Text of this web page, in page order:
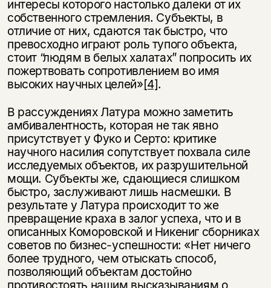
интересы которого настолько далеки от их
собственного стремления. Субъекты, в
отличие от них, сдаются так быстро, что
превосходно играют роль тупого объекта,
стоит “людям в белых халатах” попросить их
пожертвовать сопротивлением во имя
высоких научных целей»[4].
В рассуждениях Латура можно заметить
амбивалентность, которая не так явно
присутствует у Фуко и Серто: критике
научного насилия сопутствует похвала силе
исследуемых объектов, их разрушительной
мощи. Субъекты же, сдающиеся слишком
быстро, заслуживают лишь насмешки. В
результате у Латура происходит то же
превращение краха в залог успеха, что и в
описанных Коморовской и Никениг сборниках
советов по бизнес-успешности: «Нет ничего
более трудного, чем отыскать способ,
позволяющий объектам достойно
противостоять нашим высказываниям о